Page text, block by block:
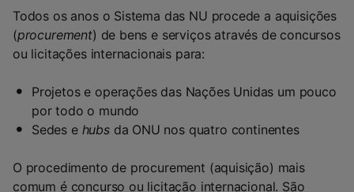
Todos os anos o Sistema das NU procede a aquisições
(procurement) de bens e serviços através de concursos
ou licitações internacionais para:
Projetos e operações das Nações Unidas um pouco
por todo o mundo
Sedes e hubsda ONU nos quatro continentes
O procedimento de procurement (aquisição) mais
comum é concurso ou licitação internacional. São